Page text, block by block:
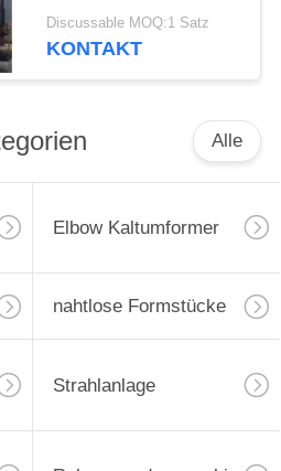
dasmaschine herstellt
Discussable MOQ:1 Satz
KONTAKT
Alle
Elbow Kaltumformer
nahtlose Formstücke
Strahlanlage